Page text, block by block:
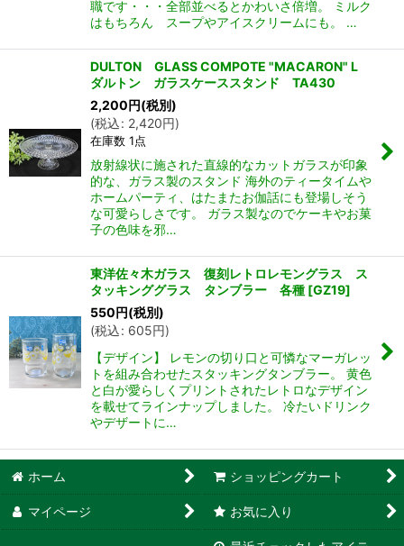
職です・・・全部並べるとかわいさ倍増。 ミルク
はもちろん スープやアイスクリームにも。 …
DULTON GLASS COMPOTE "MACARON" L
ダルトン ガラスケーススタンド TA430
2,200円(税別)
(税込: 2,420円)
在庫数 1点
放射線状に施された直線的なカットガラスが印象
的な、ガラス製のスタンド 海外のティータイムや
ホームパーティ、はたまたお伽話にも登場しそう
な可愛らしさです。 ガラス製なのでケーキやお菓
子の色味を邪…
東洋佐々木ガラス 復刻レトロレモングラス ス
タッキンググラス タンブラー 各種 [GZ19]
550円(税別)
(税込: 605円)
【デザイン】 レモンの切り口と可憐なマーガレッ
トを組み合わせたスタッキングタンブラー。 黄色
と白が愛らしくプリントされたレトロなデザイン
を載せてラインナップしました。 冷たいドリンク
やデザートに…
ホーム ショッピングカート
マイページ お気に入り